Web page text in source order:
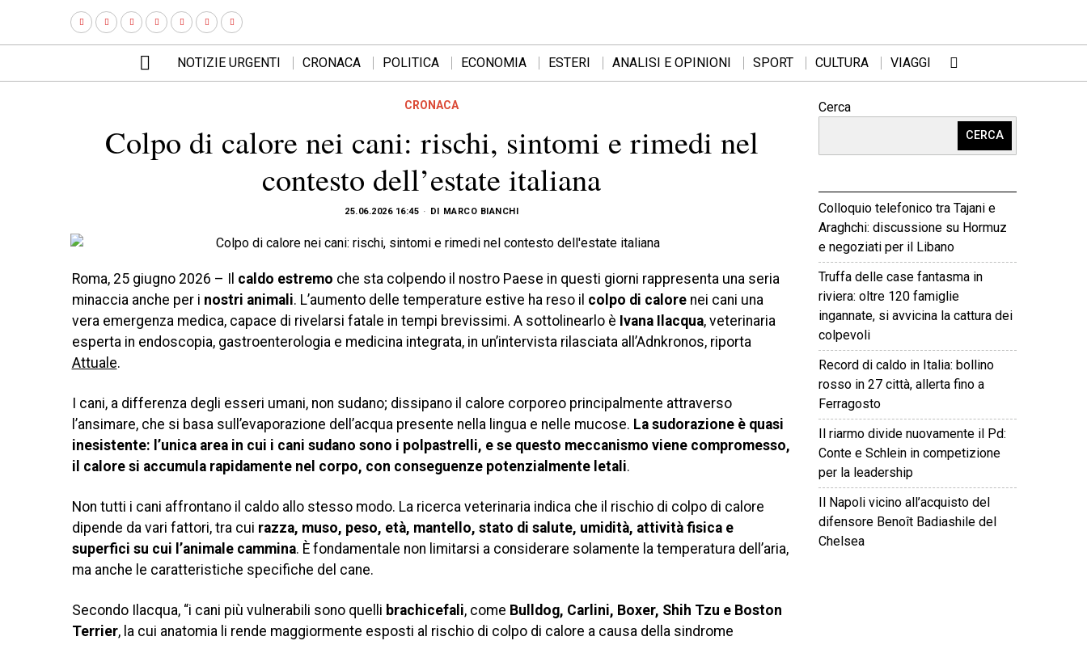
NOTIZIE URGENTI CRONACA POLITICA ECONOMIA ESTERI ANALISI E OPINIONI SPORT CULTURA VIAGGI
CRONACA
Colpo di calore nei cani: rischi, sintomi e rimedi nel
contesto dell’estate italiana
25.06.2026 16:45 DI MARCO BIANCHI
Roma, 25 giugno 2026 – Il caldo estremo che sta colpendo il nostro Paese in questi giorni rappresenta una seria
minaccia anche per i nostri animali. L’aumento delle temperature estive ha reso il colpo di calorenei cani una
vera emergenza medica, capace di rivelarsi fatale in tempi brevissimi. A sottolinearlo è Ivana Ilacqua, veterinaria
esperta in endoscopia, gastroenterologia e medicina integrata, in un’intervista rilasciata all’Adnkronos, riporta
Attuale.
I cani, a differenza degli esseri umani, non sudano; dissipano il calore corporeo principalmente attraverso
l’ansimare, che si basa sull’evaporazione dell’acqua presente nella lingua e nelle mucose. La sudorazione è quasi
inesistente: l’unica area in cui i cani sudano sono i polpastrelli, e se questo meccanismo viene compromesso,
il calore si accumula rapidamente nel corpo, con conseguenze potenzialmente letali.
Non tutti i cani affrontano il caldo allo stesso modo. La ricerca veterinaria indica che il rischio di colpo di calore
dipende da vari fattori, tra cui razza, muso, peso, età, mantello, stato di salute, umidità, attività fisica e
superfici su cui l’animale cammina. È fondamentale non limitarsi a considerare solamente la temperatura dell’aria,
ma anche le caratteristiche specifiche del cane.
Secondo Ilacqua, “i cani più vulnerabili sono quelli brachicefali, come Bulldog, Carlini, Boxer, Shih Tzu e Boston
Terrier, la cui anatomia li rende maggiormente esposti al rischio di colpo di calore a causa della sindrome
Cerca
CERCA
Colloquio telefonico tra Tajani e
Araghchi: discussione su Hormuz
e negoziati per il Libano
Truffa delle case fantasma in
riviera: oltre 120 famiglie
ingannate, si avvicina la cattura dei
colpevoli
Record di caldo in Italia: bollino
rosso in 27 città, allerta fino a
Ferragosto
Il riarmo divide nuovamente il Pd:
Conte e Schlein in competizione
per la leadership
Il Napoli vicino all’acquisto del
difensore Benoît Badiashile del
Chelsea